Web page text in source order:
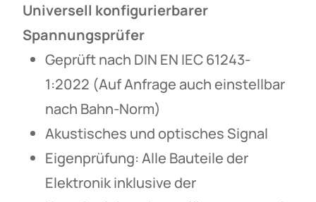
Universell konfigurierbarer
Spannungsprüfer
Geprüft nach DIN EN IEC 61243-
1:2022 (Auf Anfrage auch einstellbar
nach Bahn-Norm)
Akustisches und optisches Signal
Eigenprüfung: Alle Bauteile der
Elektronik inklusive der